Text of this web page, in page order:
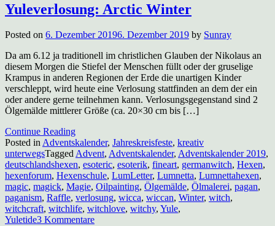
Yuleverlosung: Arctic Winter
Posted on 6. Dezember 20196. Dezember 2019 by Sunray
Da am 6.12 ja traditionell im christlichen Glauben der Nikolaus an
diesem Morgen die Stiefel der Menschen füllt oder der gruselige
Krampus in anderen Regionen der Erde die unartigen Kinder
verschleppt, wird heute eine Verlosung stattfinden an dem der ein
oder andere gerne teilnehmen kann. Verlosungsgegenstand sind 2
Ölgemälde mittlerer Größe (ca. 20×30 cm bis […]
Continue Reading
Posted inAdventskalender, Jahreskreisfeste, kreativ
unterwegsTaggedAdvent, Adventskalender, Adventskalender 2019,
deutschlandshexen, esoteric, esoterik, fineart, germanwitch, Hexen,
hexenforum, Hexenschule, LumLetter, Lumnetta, Lumnettahexen,
magic, magick, Magie, Oilpainting, Ölgemälde, Ölmalerei, pagan,
paganism, Raffle, verlosung, wicca, wiccan, Winter, witch,
witchcraft, witchlife, witchlove, witchy, Yule,
Yuletide3 Kommentarezu